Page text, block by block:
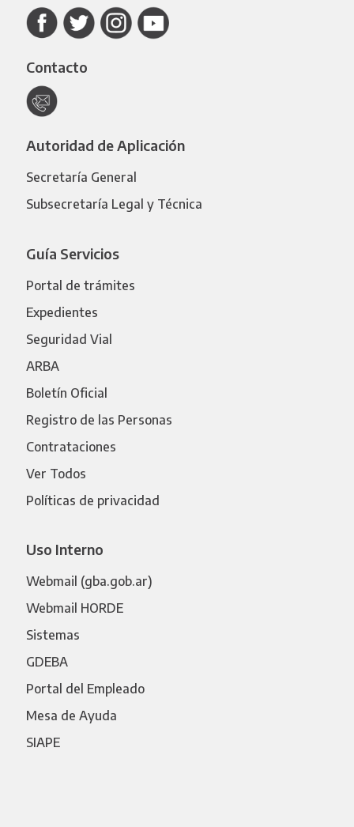
Contacto
Autoridad de Aplicación
Secretaría General
Subsecretaría Legal y Técnica
Guía Servicios
Portal de trámites
Expedientes
Seguridad Vial
ARBA
Boletín Oficial
Registro de las Personas
Contrataciones
Ver Todos
Políticas de privacidad
Uso Interno
Webmail (gba.gob.ar)
Webmail HORDE
Sistemas
GDEBA
Portal del Empleado
Mesa de Ayuda
SIAPE